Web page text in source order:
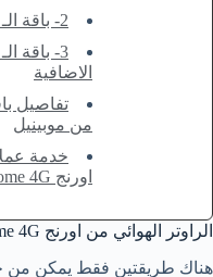
2- باقة الـ Home 4G 70 الاضافية
الاضافية
تفاصيل
من موبينيل
خدمة
اورنج Home 4G
الراوتر الهوائي من اورنج Home 4G
هناك طريقتين فقط يمكن من